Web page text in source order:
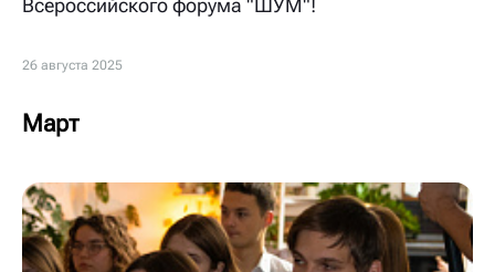
Всероссийского форума "ШУМ"!
26 августа 2025
Март